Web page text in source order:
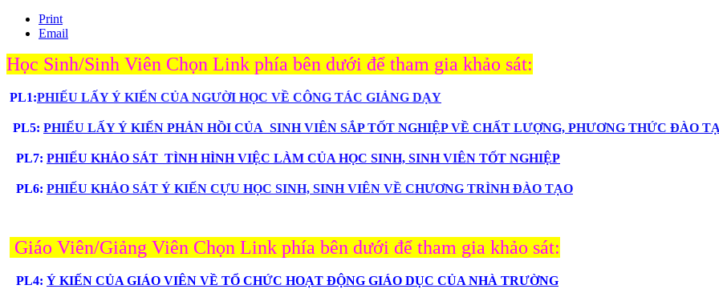
Print
Email
Học Sinh/Sinh Viên Chọn Link phía bên dưới để tham gia khảo sát:
PL1:PHIẾU LẤY Ý KIẾN CỦA NGƯỜI HỌC VỀ CÔNG TÁC GIẢNG DẠY
PL5: PHIẾU LẤY Ý KIẾN PHẢN HỒI CỦA SINH VIÊN SẮP TỐT NGHIỆP VỀ CHẤT LƯỢNG, PHƯƠNG THỨC ĐÀO
PL7: PHIẾU KHẢO SÁT TÌNH HÌNH VIỆC LÀM CỦA HỌC SINH, SINH VIÊN TỐT NGHIỆP
PL6: PHIẾU KHẢO SÁT Ý KIẾN CỰU HỌC SINH, SINH VIÊN VỀ CHƯƠNG TRÌNH ĐÀO TẠO
Giáo Viên/Giảng Viên Chọn Link phía bên dưới để tham gia khảo sát:
PL4: Ý KIẾN CỦA GIÁO VIÊN VỀ TỔ CHỨC HOẠT ĐỘNG GIÁO DỤC CỦA NHÀ TRƯỜNG